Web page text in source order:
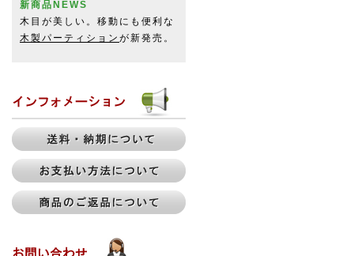
新商品NEWS
木目が美しい。移動にも便利な
木製パーティション が新発売。